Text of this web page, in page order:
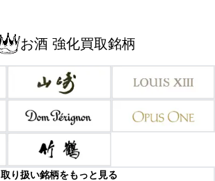
お酒 強化買取銘柄
取り扱い銘柄をもっと見る